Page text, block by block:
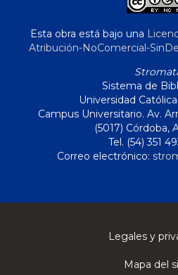
Esta obra está bajo una
Atribución-NoComercial-
Sistema de
Universidad
Campus Universitario. Av.
(5017) Córdoba,
Tel. (54) 351
Correo electrónico:
Legales y
Mapa del